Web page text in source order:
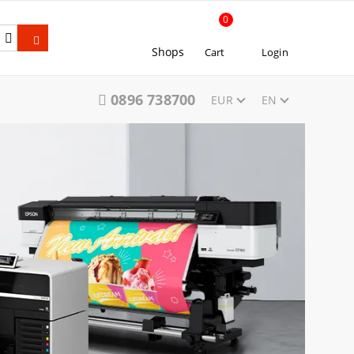
Shops Cart
0
Login
0896 738700 EUR EN